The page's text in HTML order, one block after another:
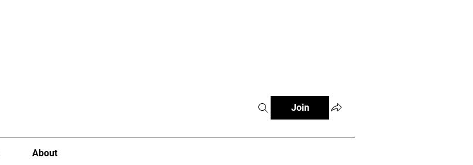
Join
About